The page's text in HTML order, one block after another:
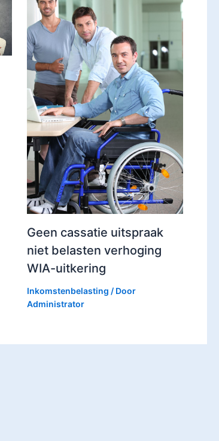
Geen cassatie uitspraak
niet belasten verhoging
WIA-uitkering
Inkomstenbelasting / Door
Administrator